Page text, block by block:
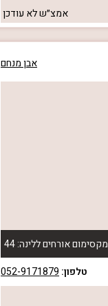
אמצ״שלא עודכן
אבן מנחם
מקסימום אורחים ללינה: 44
טלפון: 052-9171879